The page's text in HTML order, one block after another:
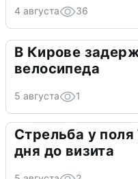
4 августа 36
В Кирове
велосипеда
5 августа 1
Стрельба у
дня до визита